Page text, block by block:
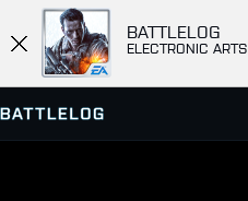
BATTLELOG
ELECTRONIC ARTS